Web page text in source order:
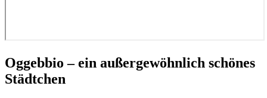
Oggebbio – ein außergewöhnlich schönes
Städtchen